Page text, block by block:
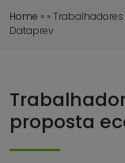
Home » »
Dataprev
proposta